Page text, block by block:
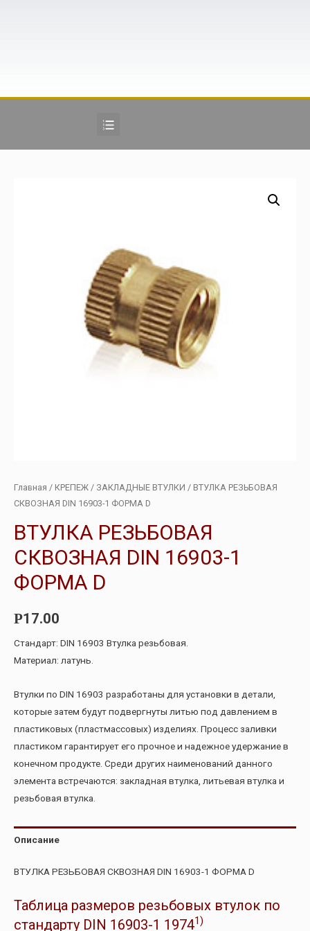
Главная / КРЕПЕЖ / ЗАКЛАДНЫЕ ВТУЛКИ / ВТУЛКА РЕЗЬБОВАЯ
СКВОЗНАЯ DIN 16903-1 ФОРМА D
ВТУЛКА РЕЗЬБОВАЯ
СКВОЗНАЯ DIN 16903-1
ФОРМА D
Р17.00
Стандарт: DIN 16903 Втулка резьбовая.
Материал: латунь.
Втулки по DIN 16903 разработаны для установки в детали,
которые затем будут подвергнуты литью под давлением в
пластиковых (пластмассовых) изделиях. Процесс заливки
пластиком гарантирует его прочное и надежное удержание в
конечном продукте. Среди других наименований данного
элемента встречаются: закладная втулка, литьевая втулка и
резьбовая втулка.
Описание
ВТУЛКА РЕЗЬБОВАЯ СКВОЗНАЯ DIN 16903-1 ФОРМА D
Таблица размеров резьбовых втулок по
стандарту DIN 16903-1 19741)